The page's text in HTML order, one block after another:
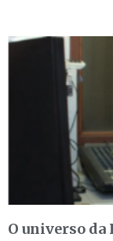
O universo da